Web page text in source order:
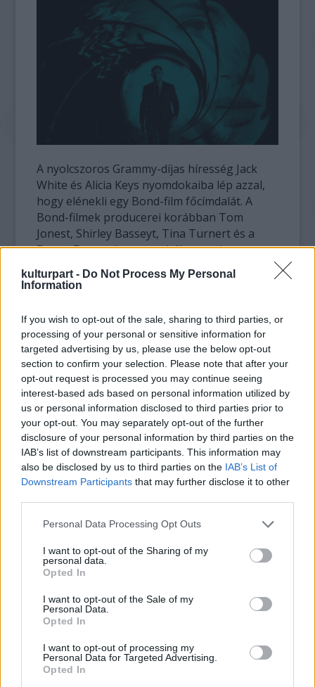
kulturpart - Do Not Process My Personal
Information
If you wish to opt-out of the sale, sharing to third parties, or
processing of your personal or sensitive information for
targeted advertising by us, please use the below opt-out
section to confirm your selection. Please note that after your
opt-out request is processed you may continue seeing
interest-based ads based on personal information utilized by
us or personal information disclosed to third parties prior to
your opt-out. You may separately opt-out of the further
disclosure of your personal information by third parties on the
IAB’s list of downstream participants. This information may
also be disclosed by us to third parties on the IAB’s List of
Downstream Participants that may further disclose it to other
Please note that this website/app uses one or more Google
not limited to your visit or usage behaviour. You may click to
grant or deny consent to Google and its third-party tags to
use your data for below specified purposes in below Google
consent section.
Personal Data Processing Opt Outs
I want to opt-out of the Sharing of my
personal data.
Opted In
I want to opt-out of the Sale of my
Personal Data.
Opted In
I want to opt-out of processing my
Personal Data for Targeted Advertising.
Opted In
A nyolcszoros Grammy-díjas híresség Jack
White és Alicia Keys nyomdokaiba lép azzal,
hogy elénekli egy Bond-film főcímdalát. A
Bond-filmek producerei korábban Tom
Jonest, Shirley Basseyt, Tina Turnert és a
Duran Durant is meg tudták nyerni
maguknak egy-egy főcímdal erejéig.
James Bondot ezúttal is Daniel Craig játssza.
A kiszivárgott másfél perces részletet a
Soundcloud hangmegosztó portálon
keresztül meghallgathatjuk, de a teljes
számra még pár napot várnunk kell: a dalt
kreatívan időzítve október 5-én, James Bond
ötvenedik szülinapján, 0:07-kor hozzák
nyilvánosságra.
Forrás:Hirado.hu